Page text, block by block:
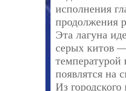
исполнения
продолжения
Эта лагуна
серых китов
температурой
появлятся на
Из